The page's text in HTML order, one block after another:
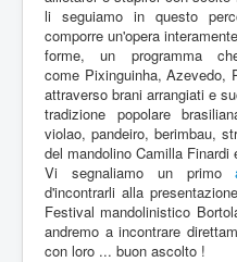
li seguiamo in questo
comporre un'opera
forme, un programma
come Pixinguinha, Azevedo,
attraverso brani arrangiati e
tradizione popolare
violao, pandeiro, berimbau,
del mandolino Camilla Finardi
Vi segnaliamo un primo
d'incontrarli alla
Festival mandolinistico
andremo a incontrare
con loro ... buon ascolto !